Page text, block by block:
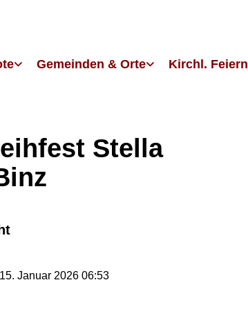
Gemeinden & Orte Kirchl. Feiern
Stella
Januar 2026 06:53